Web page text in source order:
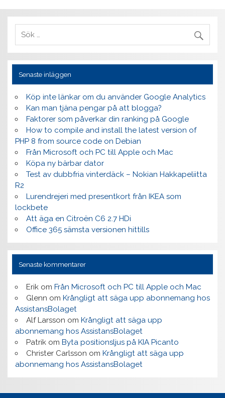
Senaste inläggen
Köp inte länkar om du använder Google Analytics
Kan man tjäna pengar på att blogga?
Faktorer som påverkar din ranking på Google
How to compile and install the latest version of
PHP 8 from source code on Debian
Från Microsoft och PC till Apple och Mac
Köpa ny bärbar dator
Test av dubbfria vinterdäck – Nokian Hakkapeliitta
R2
Lurendrejeri med presentkort från IKEA som
lockbete
Att äga en Citroën C6 2.7 HDi
Office 365 sämsta versionen hittills
Senaste kommentarer
Erikom Från Microsoft och PC till Apple och Mac
Glenn om Krångligt att säga upp abonnemang hos
AssistansBolaget
Alf Larsson om Krångligt att säga upp
abonnemang hos AssistansBolaget
Patrikom Byta positionsljus på KIA Picanto
Christer Carlsson om Krångligt att säga upp
abonnemang hos AssistansBolaget